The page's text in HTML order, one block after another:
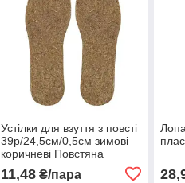
Устілки для взуття з повсті
39р/24,5см/0,5см зимові
коричневі Повстяна
устілка чоловіча / жіноча
11,48₴/пара